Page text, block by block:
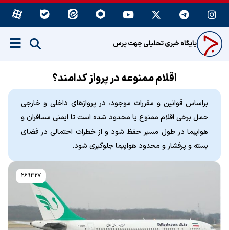
پایگاه خبری تحلیلی جهت پرس
اقلام ممنوعه در پرواز کدامند؟
براساس قوانین و مقررات موجود، در پروازهای داخلی و خارجی
حمل برخی اقلام ممنوع یا محدود شده است تا ایمنی مسافران و
هواپیما در طول مسیر حفظ شود و از خطرات احتمالی در فضای
بسته و پرفشار و محدود هواپیما جلوگیری شود.
269427